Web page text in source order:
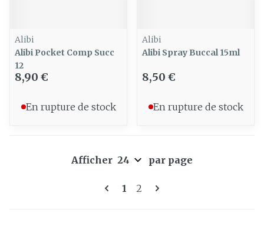
Alibi
Alibi Pocket Comp Succ
12
8,90 €
En rupture de stock
Alibi
Alibi Spray Buccal 15ml
8,50 €
En rupture de stock
Pages
Vous lisez actuellement la
1 Page
2
Afficher par page